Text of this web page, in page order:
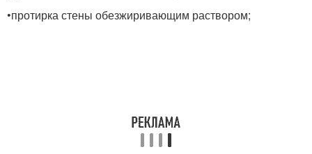
•протирка стены обезжиривающим раствором;